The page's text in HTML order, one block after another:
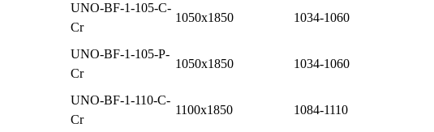
UNO-BF-1-105-C-
Cr
1050x1850 1034-1060
UNO-BF-1-105-P-
Cr
1050x1850 1034-1060
UNO-BF-1-110-C-
Cr
1100x1850 1084-1110